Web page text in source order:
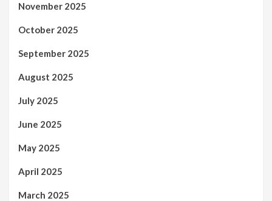
November 2025
October 2025
September 2025
August 2025
July 2025
June 2025
May 2025
April 2025
March 2025